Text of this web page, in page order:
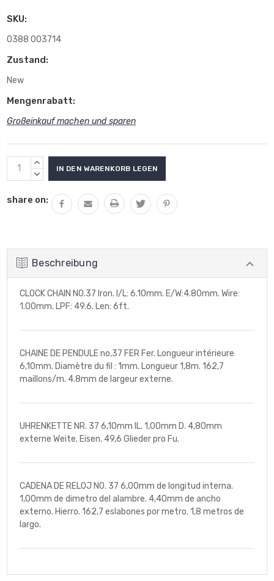
SKU:
0388 003714
Zustand:
New
Mengenrabatt:
Großeinkauf machen und sparen
Aktueller
Lagerbestand:
MENGE
VON
ERHÖHEN
MENGE
UNDEFINED
VERRINGERN
share on:
Beschreibung
CLOCK CHAIN NO.37 Iron. I/L: 6.10mm. E/W:4.80mm. Wire:
1.00mm. LPF: 49.6. Len: 6ft.
CHAINE DE PENDULE no,37 FER Fer. Longueur intérieure
6,10mm. Diamètre du fil : 1mm. Longueur 1,8m. 162,7
maillons/m. 4.8mm de largeur externe.
UHRENKETTE NR. 37 6,10mm IL. 1,00mm D. 4,80mm
externe Weite. Eisen. 49,6 Glieder pro Fu.
CADENA DE RELOJ NO. 37 6,00mm de longitud interna.
1,00mm de dimetro del alambre. 4,40mm de ancho
externo. Hierro. 162,7 eslabones por metro. 1,8 metros de
largo.